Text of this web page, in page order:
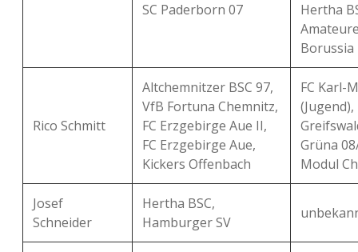
SC Paderborn 07
Hertha
Rico Schmitt
Altchemnitzer BSC 97,
VfB Fortuna Chemnitz,
FC Erzgebirge Aue II,
FC Erzgebirge Aue,
Kickers Offenbach
FC Karl-
(Jugend),
Grüna
Modul
Josef
Schneider
Hertha BSC,
Hamburger SV